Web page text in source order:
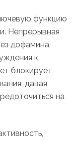
функцию
Непрерывная
дофамина,
к
блокирует
давая
на